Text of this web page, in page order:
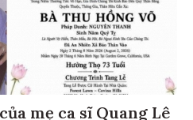
mẹ ca sĩ Quang Lê